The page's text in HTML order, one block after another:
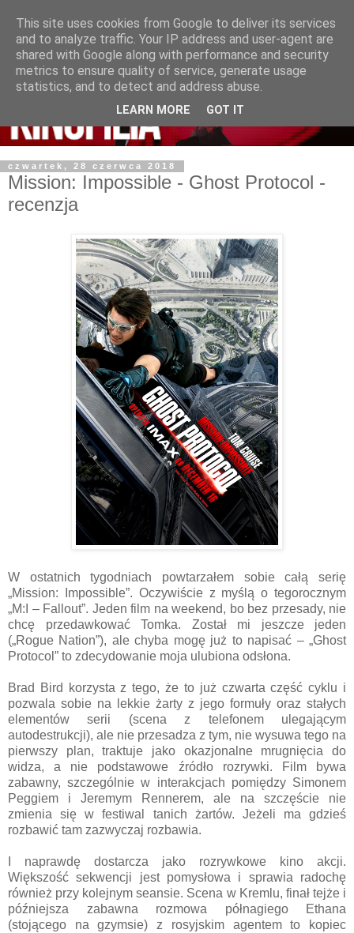
czwartek, 28 czerwca 2018
Mission: Impossible - Ghost Protocol -
recenzja
W ostatnich tygodniach powtarzałem sobie całą serię
„Mission: Impossible”. Oczywiście z myślą o tegorocznym
„M:I – Fallout”. Jeden film na weekend, bo bez przesady, nie
chcę przedawkować Tomka. Został mi jeszcze jeden
(„Rogue Nation”), ale chyba mogę już to napisać – „Ghost
Protocol” to zdecydowanie moja ulubiona odsłona.
Brad Bird korzysta z tego, że to już czwarta część cyklu i
pozwala sobie na lekkie żarty z jego formuły oraz stałych
elementów serii (scena z telefonem ulegającym
autodestrukcji), ale nie przesadza z tym, nie wysuwa tego na
pierwszy plan, traktuje jako okazjonalne mrugnięcia do
widza, a nie podstawowe źródło rozrywki. Film bywa
zabawny, szczególnie w interakcjach pomiędzy Simonem
Peggiem i Jeremym Rennerem, ale na szczęście nie
zmienia się w festiwal tanich żartów. Jeżeli ma gdzieś
rozbawić tam zazwyczaj rozbawia.
I naprawdę dostarcza jako rozrywkowe kino akcji.
Większość sekwencji jest pomysłowa i sprawia radochę
również przy kolejnym seansie. Scena w Kremlu, finał tejże i
późniejsza zabawna rozmowa półnagiego Ethana
(stojącego na gzymsie) z rosyjskim agentem to kopiec
This site uses cookies from Google to deliver its services
and to analyze traffic. Your IP address and user-agent are
shared with Google along with performance and security
metrics to ensure quality of service, generate usage
statistics, and to detect and address abuse.
LEARN MORE GOT IT